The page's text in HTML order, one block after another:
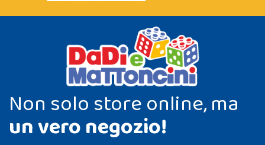
Non solo store online, ma
un vero negozio!